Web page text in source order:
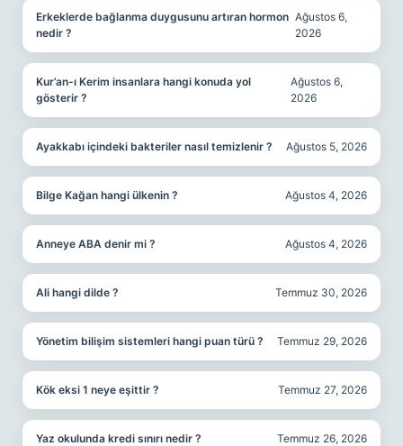
Erkeklerde bağlanma duygusunu artıran hormon
nedir ?
Ağustos 6,
2026
Kur’an-ı Kerim insanlara hangi konuda yol
gösterir ?
Ağustos 6,
2026
Ayakkabı içindeki bakteriler nasıl temizlenir ? Ağustos 5, 2026
Bilge Kağan hangi ülkenin ? Ağustos 4, 2026
Anneye ABA denir mi ? Ağustos 4, 2026
Ali hangi dilde ? Temmuz 30, 2026
Yönetim bilişim sistemleri hangi puan türü ? Temmuz 29, 2026
Kök eksi 1 neye eşittir ? Temmuz 27, 2026
Yaz okulunda kredi sınırı nedir ? Temmuz 26, 2026